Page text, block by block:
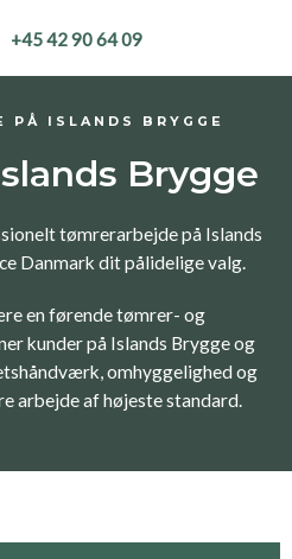
+45 42 90 64 09
PÅ ISLANDS BRYGGE
Brygge
tømrerarbejde på Islands
Danmark dit pålidelige valg.
en førende tømrer- og
kunder på Islands Brygge og
omhyggelighed og
arbejde af højeste standard.